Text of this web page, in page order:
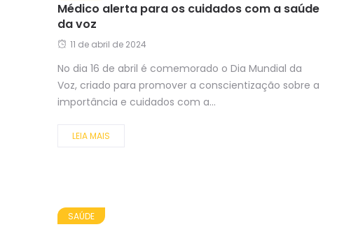
Médico alerta para os cuidados com a saúde
da voz
11 de abril de 2024
No dia 16 de abril é comemorado o Dia Mundial da
Voz, criado para promover a conscientização sobre a
importância e cuidados com a...
LEIA MAIS
SAÚDE